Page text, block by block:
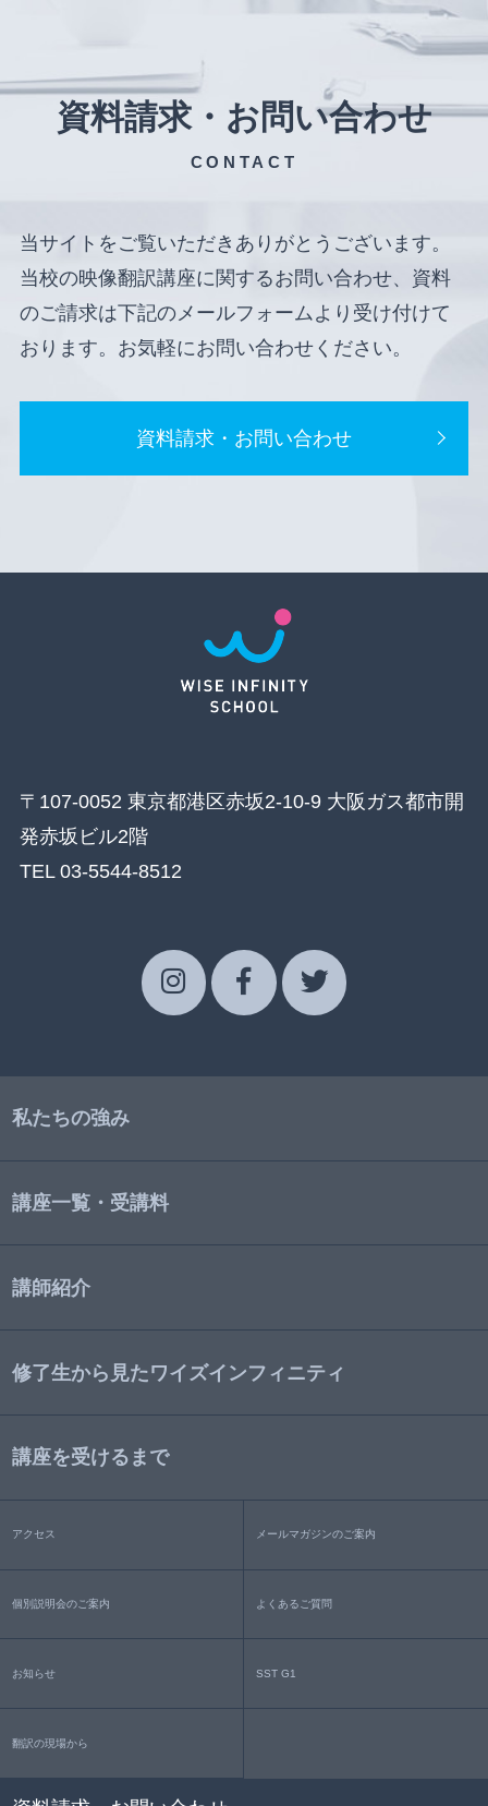
資料請求・お問い合わせ
CONTACT
当サイトをご覧いただきありがとうございます。
当校の映像翻訳講座に関するお問い合わせ、資料
のご請求は下記のメールフォームより受け付けて
おります。お気軽にお問い合わせください。
資料請求・お問い合わせ
〒107-0052 東京都港区赤坂2-10-9 大阪ガス都市開
発赤坂ビル2階
TEL 03-5544-8512
私たちの強み
講座一覧・受講料
講師紹介
修了生から見たワイズインフィニティ
講座を受けるまで
アクセス メールマガジンのご案内
個別説明会のご案内 よくあるご質問
お知らせ SST G1
翻訳の現場から